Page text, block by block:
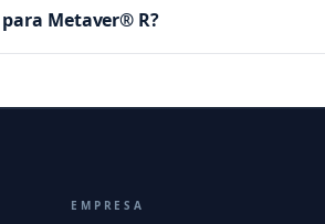
para Metaver® R?
EMPRESA